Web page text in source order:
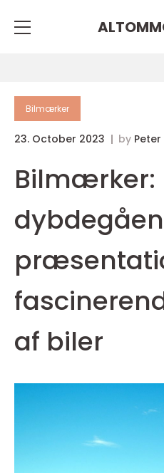
Bilmærker
23. October 2023 by
Bilmærker:
af biler